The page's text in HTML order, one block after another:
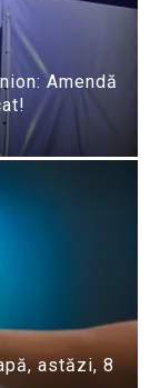
Amendă
astăzi, 8